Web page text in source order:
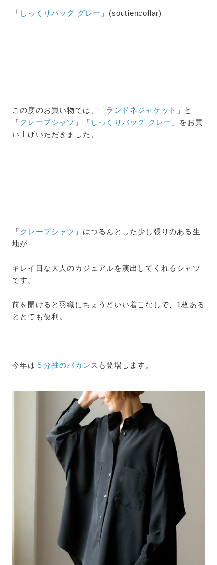
「 しっくりバッグ グレー 」(soutiencollar)
この度のお買い物では、「ランドネジャケット 」と
「 クレープシャツ 」「 しっくりバッグ グレー 」をお買
い上げいただきました。
「 クレープシャツ 」はつるんとした少し張りのある生
地が
キレイ目な大人のカジュアルを演出してくれるシャツ
です。
前を開けると羽織にちょうどいい着こなしで、1枚ある
ととても便利。
今年は ５分袖のバカンス も登場します。